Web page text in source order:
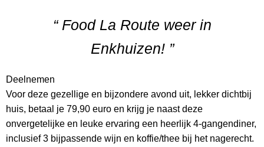
“ Food La Route weer in
Enkhuizen! ”
Deelnemen
Voor deze gezellige en bijzondere avond uit, lekker dichtbij
huis, betaal je 79,90 euro en krijg je naast deze
onvergetelijke en leuke ervaring een heerlijk 4-gangendiner,
inclusief 3 bijpassende wijn en koffie/thee bij het nagerecht.